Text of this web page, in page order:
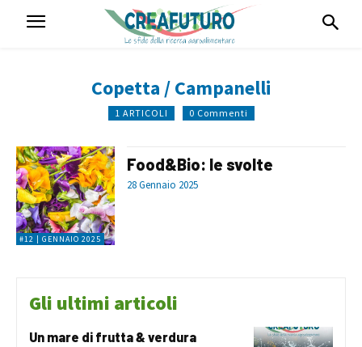
Copetta / Campanelli
1 ARTICOLI 0 Commenti
#12 | GENNAIO 2025
Food&Bio: le svolte
28 Gennaio 2025
Gli ultimi articoli
Un mare di frutta & verdura